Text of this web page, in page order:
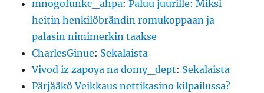
mnogofunkc_ahpa:Paluu juurille: Miksi
heitin henkilöbrändin romukoppaan ja
palasin nimimerkin taakse
CharlesGinue: Sekalaista
Vivod iz zapoya na domy_dept: Sekalaista
Pärjääkö Veikkaus nettikasino kilpailussa?